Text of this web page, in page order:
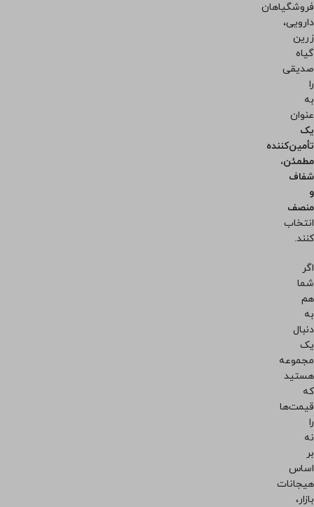
فروشگیاهان
دارویی،
زرین
گیاه
صدیقی
را
به
عنوان
یک
تأمین‌کننده
مطمئن،
شفاف
و
منصف
انتخاب
کنند.
اگر
شما
هم
به
دنبال
یک
مجموعه
هستید
که
قیمت‌ها
را
نه
بر
اساس
هیجانات
بازار،